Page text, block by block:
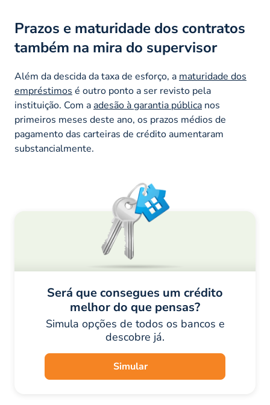
Prazos e maturidade dos contratos
também na mira do supervisor
Além da descida da taxa de esforço, a maturidade dos
empréstimos é outro ponto a ser revisto pela
instituição. Com a adesão à garantia pública nos
primeiros meses deste ano, os prazos médios de
pagamento das carteiras de crédito aumentaram
substancialmente.
Será que consegues um crédito
melhor do que pensas?
Simula opções de todos os bancos e
descobre já.
Simular